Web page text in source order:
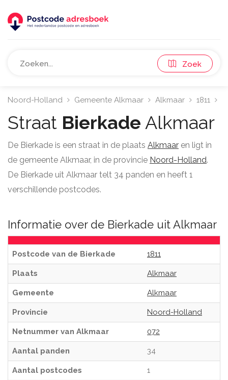
Zoek
Noord-Holland Gemeente Alkmaar Alkmaar 1811
Straat Bierkade Alkmaar
De Bierkade is een straat in de plaats Alkmaar en ligt in
de gemeente Alkmaar, in de provincie Noord-Holland.
De Bierkade uit Alkmaar telt 34 panden en heeft 1
verschillende postcodes.
Informatie over de Bierkade uit Alkmaar
Postcode van de Bierkade 1811
Plaats Alkmaar
Gemeente Alkmaar
Provincie Noord-Holland
Netnummer van Alkmaar 072
Aantal panden 34
Aantal postcodes 1